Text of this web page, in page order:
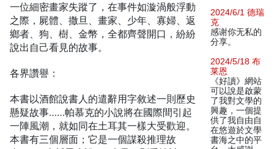
一位細密畫家失蹤了，在事件如漩渦般浮動
之際，屍體、撒旦、畫家、少年、寡婦、返
鄉者、狗、樹、金幣，全都齊聲開口，紛紛
說出自己看見的故事。
各界讚譽：
本書以酒館說書人的遣辭用字敘述一則歷史
懸疑故事……帕慕克的小說將在國際間引起
一陣風潮，就如同在土耳其一樣大受歡迎。
本書有三個層面；它是一個謀殺推理故
2024/6/1 德瑞
克
感谢你无私的
分享。
2024/5/18 布
莱恩
《好讀》網站
可以說是啟蒙
了我對文學的
興趣，一個提
供了我自由自
在悠遊於文學
書海之中的平